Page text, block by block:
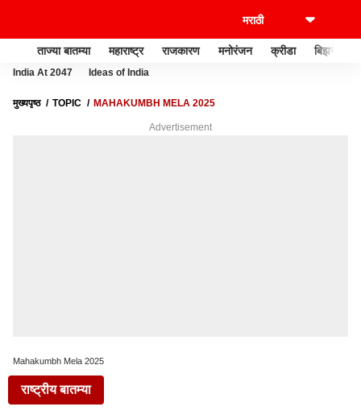
ताज्या बातम्या महाराष्ट्र राजकारण मनोरंजन क्रीडा बिझनेस
India At 2047 Ideas of India
मुख्यपृष्ठ TOPIC MAHAKUMBH MELA 2025
Advertisement
Mahakumbh Mela 2025
राष्ट्रीय बातम्या